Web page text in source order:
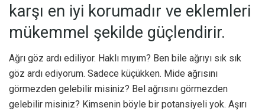
karşı en iyi korumadır ve eklemleri
mükemmel şekilde güçlendirir.
Ağrı göz ardı ediliyor. Haklı mıyım? Ben bile ağrıyı sık sık
göz ardı ediyorum. Sadece küçükken. Mide ağrısını
görmezden gelebilir misiniz? Bel ağrısını görmezden
gelebilir misiniz? Kimsenin böyle bir potansiyeli yok. Aşırı